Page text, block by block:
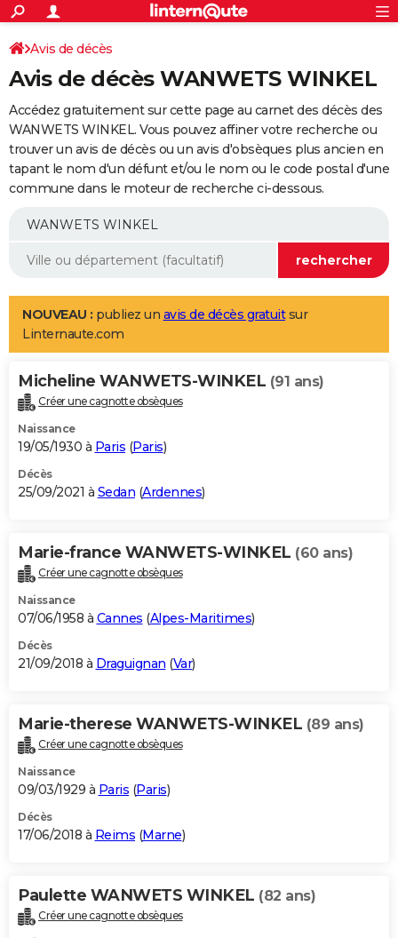
ACTUALITÉS
Politique
Société
Faits Divers
Education
Monde
Villes
+
SPORT
Coupe du monde 2026
Football
Tennis
Cyclisme
Rugby
Forum
Programme TV
TNT
Streaming
Cinéma
Sorties cinéma
Musique
+
FINANCE
Retraite
Epargne
Immobilier
Risques naturels par ville
Assurance
AUTO
Essais
Réserver un essai
Citadines
Berlines
SUV
Forum auto
+
Mobiles
Meilleur smartphone
Internet
Ordinateurs
Jeux vidéo
Guide high-tech
Aménagement intérieur
LIFESTYLE
Art de vivre
Bien-être
Loisirs
Mode
Modes de vie
Alimentation
Guide de la santé
Maladies
Médicaments
Sommeil
VOYAGE
Destinations
City break
Voyage nature
Voyage de noces
Forum
Climat
+PHOTO
GUIDES D'ACHAT
BONS PLANS
Carte de Noël
Carte Bonne année
Carte Saint-Valentin
Carte Pâques
Carte d'anniversaire
DICTIONNAIRE
Dictionnaire
Biographies
Citations
Expressions
Proverbes
PROGRAMME TV
S'inscrire
Se connecter
Lycées
Collèges
Primaires
Universités
Entreprises
Service militaire
Avis de recherche
AVIS DE DÉCÈS
Bricolage
Lifestyle
Culture
Sport
Auto
Television
Voyage
Cinema
Avis de décès
Avis de décès WANWETS WINKEL
Accédez gratuitement sur cette page au carnet des décès des
WANWETS WINKEL. Vous pouvez affiner votre recherche ou
trouver un avis de décès ou un avis d'obsèques plus ancien en
tapant le nom d'un défunt et/ou le nom ou le code postal d'une
commune dans le moteur de recherche ci-dessous.
NOUVEAU : publiez un avis de décès gratuitsur
Linternaute.com
Micheline WANWETS-WINKEL (91 ans)
Créer une cagnotte obsèques
Naissance
19/05/1930 à Paris (Paris)
Décès
25/09/2021 à Sedan (Ardennes)
Marie-france WANWETS-WINKEL (60 ans)
Créer une cagnotte obsèques
Naissance
07/06/1958 à Cannes (Alpes-Maritimes)
Décès
21/09/2018 à Draguignan (Var)
Marie-therese WANWETS-WINKEL (89 ans)
Créer une cagnotte obsèques
Naissance
09/03/1929 à Paris (Paris)
Décès
17/06/2018 à Reims (Marne)
Paulette WANWETS WINKEL (82 ans)
Créer une cagnotte obsèques